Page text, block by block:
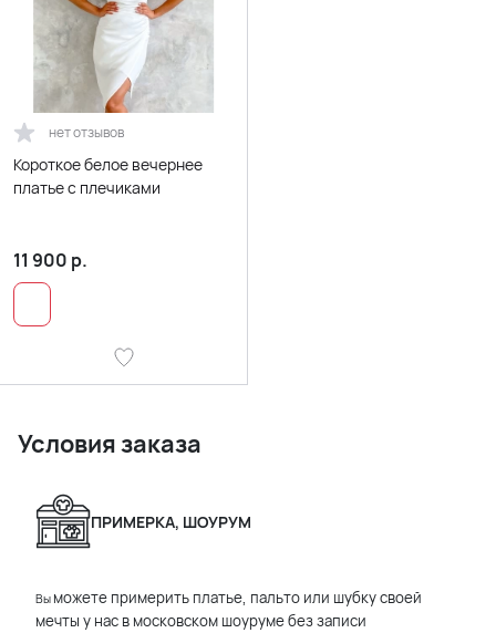
нет отзывов
Короткое белое вечернее
платье с плечиками
11 900 р.
Условия заказа
ПРИМЕРКА, ШОУРУМ
Вы можете примерить платье, пальто или шубку своей
мечты у нас в московском шоуруме без записи